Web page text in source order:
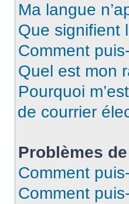
Ma langue
Que signifient
Comment
Quel est mon
Pourquoi
de courrier
Problèmes
Comment
Comment